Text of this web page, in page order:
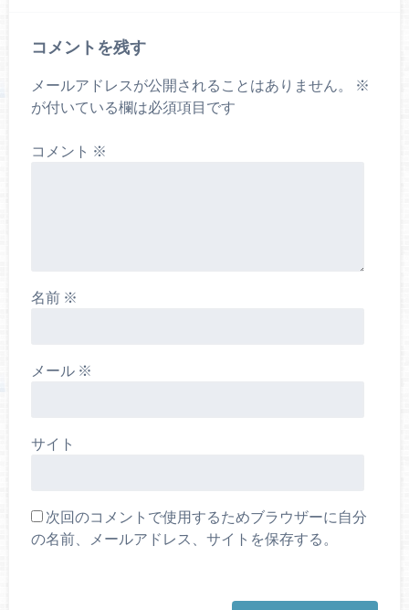
コメントを残す
メールアドレスが公開されることはありません。
※
が付いている欄は必須項目です
コメント ※
名前 ※
メール ※
サイト
次回のコメントで使用するためブラウザーに自分
の名前、メールアドレス、サイトを保存する。